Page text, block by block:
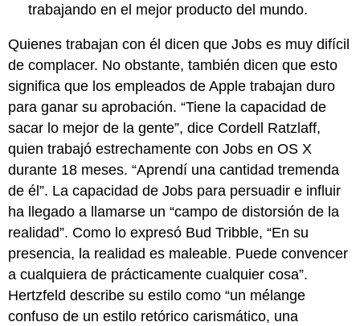
trabajando en el mejor producto del mundo.
Quienes trabajan con él dicen que Jobs es muy difícil
de complacer. No obstante, también dicen que esto
significa que los empleados de Apple trabajan duro
para ganar su aprobación. “Tiene la capacidad de
sacar lo mejor de la gente”, dice Cordell Ratzlaff,
quien trabajó estrechamente con Jobs en OS X
durante 18 meses. “Aprendí una cantidad tremenda
de él”. La capacidad de Jobs para persuadir e influir
ha llegado a llamarse un “campo de distorsión de la
realidad”. Como lo expresó Bud Tribble, “En su
presencia, la realidad es maleable. Puede convencer
a cualquiera de prácticamente cualquier cosa”.
Hertzfeld describe su estilo como “un mélange
confuso de un estilo retórico carismático, una